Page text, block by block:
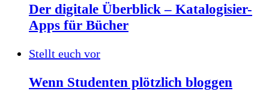
Der digitale Überblick – Katalogisier-
Apps für Bücher
Stellt euch vor
Wenn Studenten plötzlich bloggen